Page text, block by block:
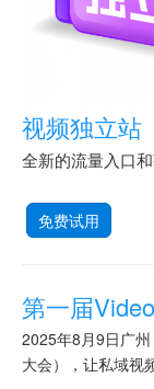
视频独立站
全新的流量入口
免费试用
第一届
2025年8月9日广
大会），让私域视